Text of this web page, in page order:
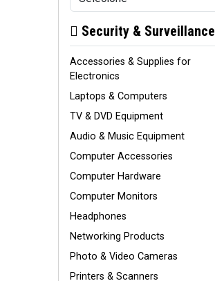
Security & Surveillance
Accessories & Supplies for
Electronics
Laptops & Computers
TV & DVD Equipment
Audio & Music Equipment
Computer Accessories
Computer Hardware
Computer Monitors
Headphones
Networking Products
Photo & Video Cameras
Printers & Scanners